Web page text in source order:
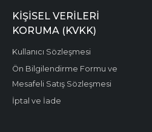
KIŞISEL VERILERI
KORUMA (KVKK)
Kullanıcı Sözleşmesi
Ön Bilgilendirme Formu ve
Mesafeli Satış Sözleşmesi
İptal ve İade